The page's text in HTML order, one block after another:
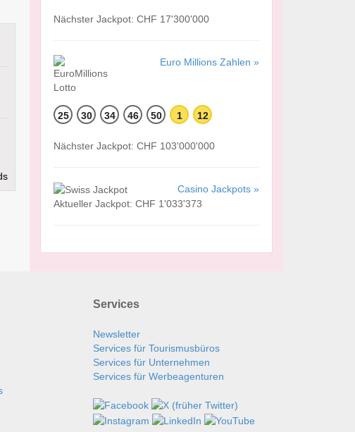
Nächster Jackpot: CHF 17'300'000
Euro Millions Zahlen »
25 30 34 46 50 1 12
Nächster Jackpot: CHF 103'000'000
Casino Jackpots »
Aktueller Jackpot: CHF 1'033'373
Services
Newsletter
Services für Tourismusbüros
Services für Unternehmen
Services für Werbeagenturen